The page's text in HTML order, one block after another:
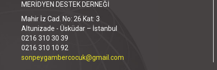
MERİDYEN DESTEK DERNEĞİ
Mahir İz Cad. No: 26 Kat: 3
Altunizade - Üsküdar – İstanbul
0216 310 30 39
0216 310 10 92
sonpeygambercocuk@gmail.com